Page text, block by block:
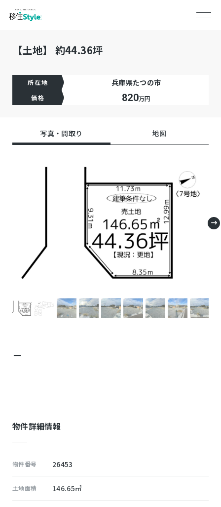
【土地】 約44.36坪
所在地 兵庫県たつの市
価格 820万円
写真・間取り 地図
－
物件詳細情報
物件番号 26453
土地面積 146.65㎡